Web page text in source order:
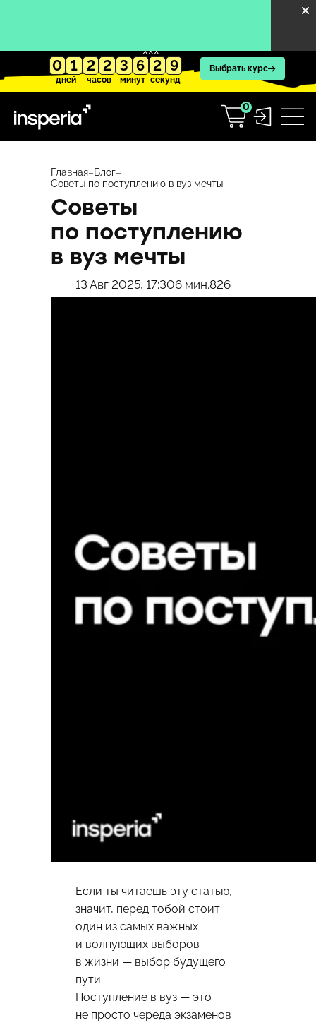
содержимому
0 1
дней
2 2
часов
3 6
минут
2 8
секунд
XXX
Выбрать курс
0
Главная–Блог–
Советы по поступлению в вуз мечты
Советы
по поступлению
в вуз мечты
13 Авг 2025, 17:306 мин.826
Если ты читаешь эту статью,
значит, перед тобой стоит
один из самых важных
и волнующих выборов
в жизни — выбор будущего
пути.
Поступление в вуз — это
не просто череда экзаменов